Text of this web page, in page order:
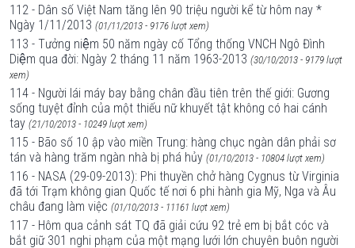
112 - Dân số Việt Nam tăng lên 90 triệu người kể từ hôm nay *
Ngày 1/11/2013 (01/11/2013 - 9176 lượt xem)
113 - Tưởng niệm 50 năm ngày cố Tổng thống VNCH Ngô Đình
Diệm qua đời: Ngày 2 tháng 11 năm 1963-2013 (30/10/2013 - 9179 lượt
xem)
114 - Người lái máy bay bằng chân đầu tiên trên thế giới: Gương
sống tuyệt đỉnh của một thiếu nữ khuyết tật không có hai cánh
tay (21/10/2013 - 10249 lượt xem)
115 - Bão số 10 ập vào miền Trung: hàng chục ngàn dân phải sơ
tán và hàng trăm ngàn nhà bị phá hủy (01/10/2013 - 10804 lượt xem)
116 - NASA (29-09-2013): Phi thuyền chở hàng Cygnus từ Virginia
đã tới Trạm không gian Quốc tế nơi 6 phi hành gia Mỹ, Nga và Âu
châu đang làm việc (01/10/2013 - 11161 lượt xem)
117 - Hôm qua cảnh sát TQ đã giải cứu 92 trẻ em bị bắt cóc và
bắt giữ 301 nghi phạm của một mạng lưới lớn chuyên buôn người